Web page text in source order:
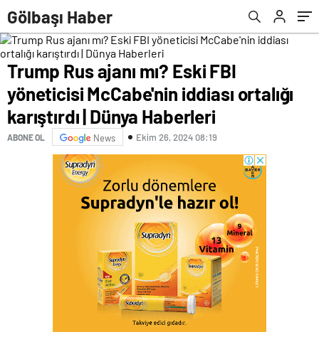
Gölbaşı Haber
Trump Rus ajanı mı? Eski FBI
yöneticisi McCabe'nin iddiası ortalığı
karıştırdı | Dünya Haberleri
ABONE OL News Ekim 26, 2024 08:19
Kültür Sanat Haberleri